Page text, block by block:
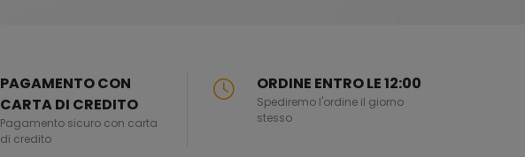
PAGAMENTO CON
CARTA DI CREDITO
Pagamento sicuro con carta
di credito
ORDINE ENTRO LE 12:00
Spediremo l'ordine il giorno
stesso